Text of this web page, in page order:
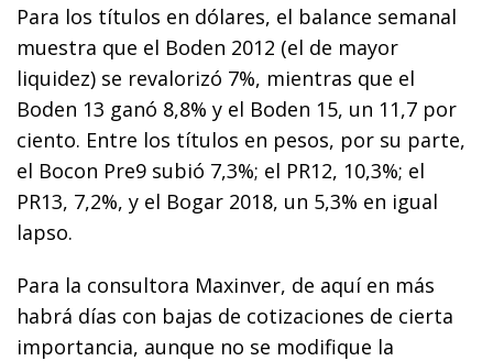
Para los títulos en dólares, el balance semanal
muestra que el Boden 2012 (el de mayor
liquidez) se revalorizó 7%, mientras que el
Boden 13 ganó 8,8% y el Boden 15, un 11,7 por
ciento. Entre los títulos en pesos, por su parte,
el Bocon Pre9 subió 7,3%; el PR12, 10,3%; el
PR13, 7,2%, y el Bogar 2018, un 5,3% en igual
lapso.
Para la consultora Maxinver, de aquí en más
habrá días con bajas de cotizaciones de cierta
importancia, aunque no se modifique la